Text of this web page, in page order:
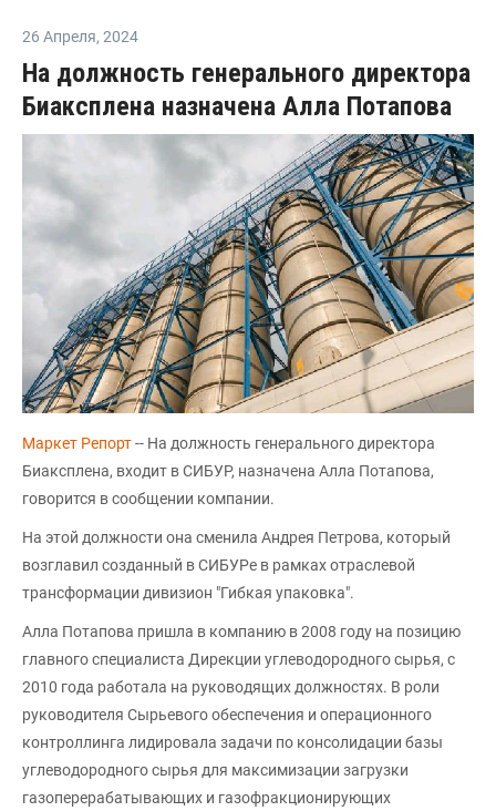
26 Апреля, 2024
На должность генерального директора
Биаксплена назначена Алла Потапова
Маркет Репорт-- На должность генерального директора
Биаксплена, входит в СИБУР, назначена Алла Потапова,
говорится в сообщении компании.
На этой должности она сменила Андрея Петрова, который
возглавил созданный в СИБУРе в рамках отраслевой
трансформации дивизион "Гибкая упаковка".
Алла Потапова пришла в компанию в 2008 году на позицию
главного специалиста Дирекции углеводородного сырья, с
2010 года работала на руководящих должностях. В роли
руководителя Сырьевого обеспечения и операционного
контроллинга лидировала задачи по консолидации базы
углеводородного сырья для максимизации загрузки
газоперерабатывающих и газофракционирующих